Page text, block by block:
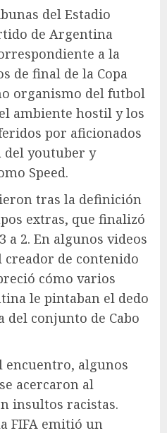
del Estadio
de Argentina
a la
de final de la Copa
organismo del futbol
ambiente hostil y los
por aficionados
del youtuber y
Speed.
tras la definición
extras, que finalizó
a 2. En algunos videos
de contenido
cómo varios
le pintaban el dedo
del conjunto de Cabo
encuentro, algunos
acercaron al
insultos racistas.
FIFA emitió un